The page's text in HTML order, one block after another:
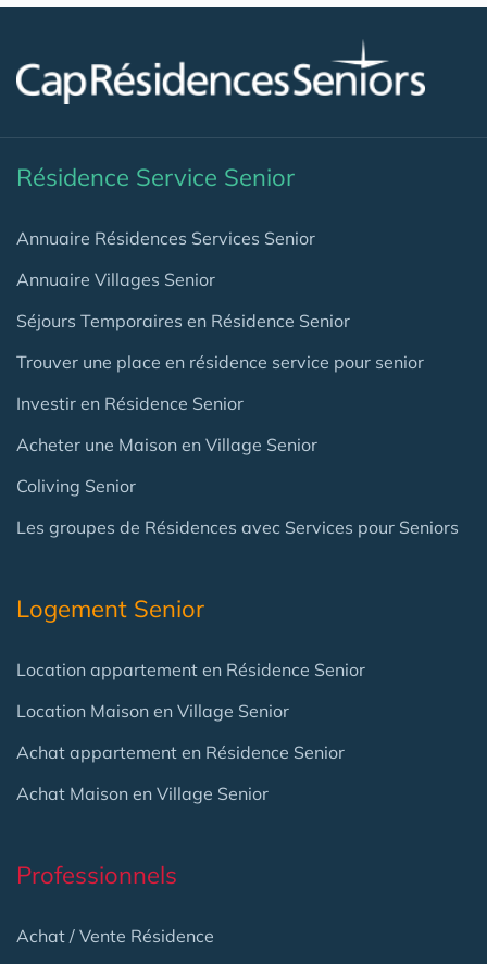
Résidence Service Senior
Annuaire Résidences Services Senior
Annuaire Villages Senior
Séjours Temporaires en Résidence Senior
Trouver une place en résidence service pour senior
Investir en Résidence Senior
Acheter une Maison en Village Senior
Coliving Senior
Les groupes de Résidences avec Services pour Seniors
Logement Senior
Location appartement en Résidence Senior
Location Maison en Village Senior
Achat appartement en Résidence Senior
Achat Maison en Village Senior
Professionnels
Achat / Vente Résidence